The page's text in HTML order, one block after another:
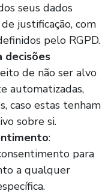
seus dados
justificação, com
pelo RGPD.
decisões
de não ser alvo
automatizadas,
caso estas tenham
sobre si.
:
para
a qualquer